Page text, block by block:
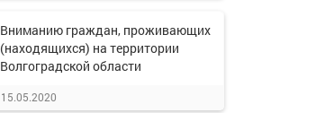
Вниманию граждан, проживающих
(находящихся) на территории
Волгоградской области
15.05.2020